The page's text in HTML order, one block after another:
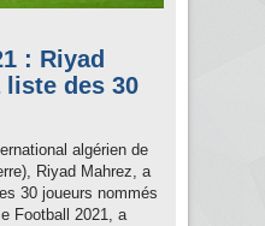
: Riyad
liste des 30
algérien de
Riyad Mahrez, a
30 joueurs nommés
Football 2021, a